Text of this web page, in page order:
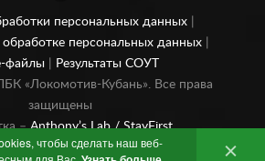
чтобы сделать наш веб-
персональных данных
персональных данных
файлы
Результаты СОУТ
«Локомотив-Кубань». Все права
защищены
–Anthony’s Lab /StayFirst